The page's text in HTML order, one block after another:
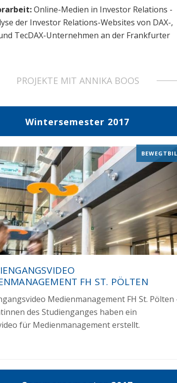
Online-Medien in Investor Relations -
der Investor Relations-Websites von DAX-,
TecDAX-Unternehmen an der Frankfurter
PROJEKTE MIT ANNIKA BOOS
Wintersemester 2017
FH ST. PÖLTEN
Medienmanagement FH St. Pölten
des Studienganges haben ein
für Medienmanagement erstellt.